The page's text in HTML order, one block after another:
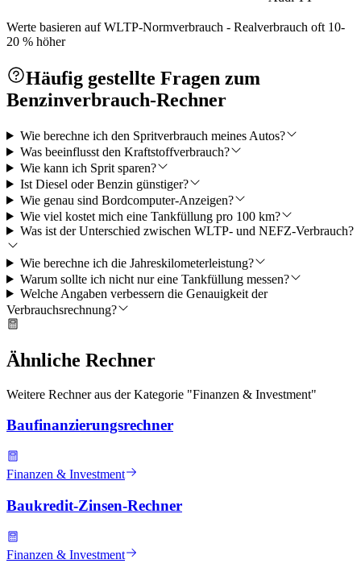
Werte basieren auf WLTP-Normverbrauch - Realverbrauch oft 10-
20 % höher
Häufig gestellte Fragen zum
Benzinverbrauch-Rechner
Wie berechne ich den Spritverbrauch meines Autos?
Was beeinflusst den Kraftstoffverbrauch?
Wie kann ich Sprit sparen?
Ist Diesel oder Benzin günstiger?
Wie genau sind Bordcomputer-Anzeigen?
Wie viel kostet mich eine Tankfüllung pro 100 km?
Was ist der Unterschied zwischen WLTP- und NEFZ-Verbrauch?
Wie berechne ich die Jahreskilometerleistung?
Warum sollte ich nicht nur eine Tankfüllung messen?
Welche Angaben verbessern die Genauigkeit der
Verbrauchsrechnung?
Ähnliche Rechner
Weitere Rechner aus der Kategorie "Finanzen & Investment"
Baufinanzierungsrechner
Finanzen & Investment
Baukredit-Zinsen-Rechner
Finanzen & Investment